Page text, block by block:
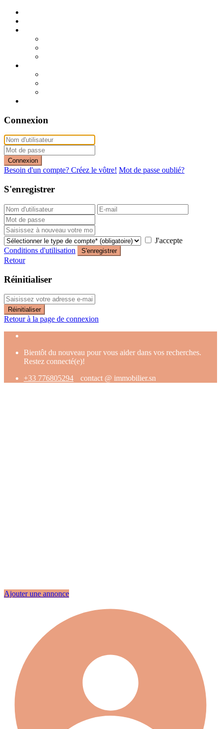
Connexion
Connexion
Besoin d'un compte? Créez le vôtre! Mot de passe oublié?
S'enregistrer
J'accepte
Conditions d'utilisation
S'enregistrer
Retour
Réinitialiser
Réinitialiser
Retour à la page de connexion
Bientôt du nouveau pour vous aider dans vos recherches.
Restez connecté(e)!
+33 776805294
contact @ immobilier.sn
Ajouter une annonce